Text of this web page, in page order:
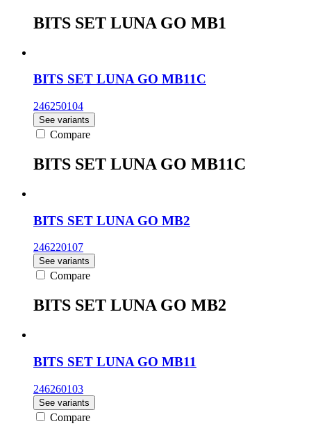
BITS SET LUNA GO MB1
BITS SET LUNA GO MB11C
246250104
See variants
Compare
BITS SET LUNA GO MB11C
BITS SET LUNA GO MB2
246220107
See variants
Compare
BITS SET LUNA GO MB2
BITS SET LUNA GO MB11
246260103
See variants
Compare